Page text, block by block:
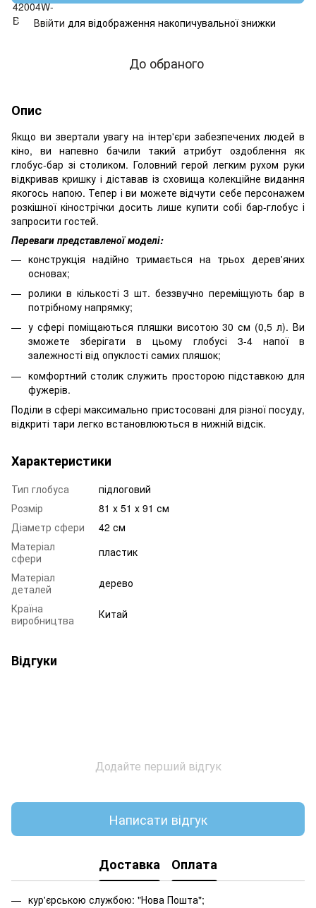
% Ввійти для відображення накопичувальної знижки
До обраного
Опис
Якщо ви звертали увагу на інтер'єри забезпечених людей в
кіно, ви напевно бачили такий атрибут оздоблення як
глобус-бар зі столиком. Головний герой легким рухом руки
відкривав кришку і діставав із сховища колекційне видання
якогось напою. Тепер і ви можете відчути себе персонажем
розкішної кінострічки досить лише купити собі бар-глобус і
запросити гостей.
Переваги представленої моделі:
конструкція надійно тримається на трьох дерев'яних
основах;
ролики в кількості 3 шт. беззвучно переміщують бар в
потрібному напрямку;
у сфері поміщаються пляшки висотою 30 см (0,5 л). Ви
зможете зберігати в цьому глобусі 3-4 напої в
залежності від опуклості самих пляшок;
комфортний столик служить просторою підставкою для
фужерів.
Поділи в сфері максимально пристосовані для різної посуду,
відкриті тари легко встановлюються в нижній відсік.
Характеристики
Тип глобуса
підлоговий
Розмір
81 x 51 x 91 см
Діаметр сфери
42 см
Матеріал
сфери
пластик
Матеріал
деталей
дерево
Країна
виробництва
Китай
Відгуки
Додайте перший відгук
Написати відгук
Доставка Оплата
кур'єрською службою: "Нова Пошта";